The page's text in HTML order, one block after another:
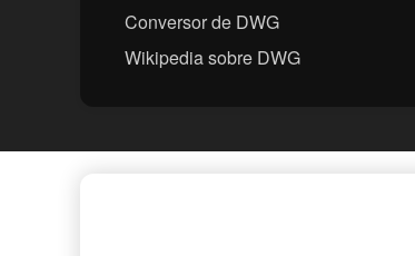
Conversor de DWG
Wikipedia sobre DWG